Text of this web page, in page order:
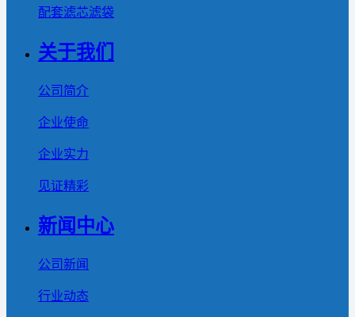
配套滤芯滤袋
关于我们
公司简介
企业使命
企业实力
见证精彩
新闻中心
公司新闻
行业动态